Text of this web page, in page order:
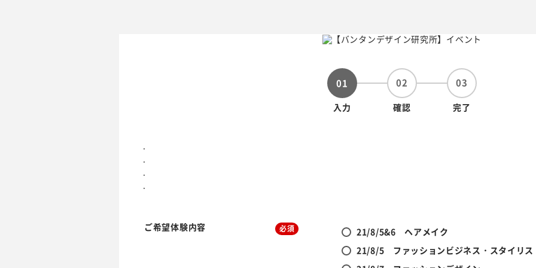
01
入力
02
確認
03
完了
.
.
.
.
ご希望体験内容 必須
21/8/5&6 ヘアメイク
21/8/5 ファッションビジネス・スタイリス